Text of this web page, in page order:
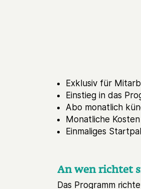
Exklusiv für
Einstieg in das
Abo monatlich
Monatliche
Einmaliges
An wen richtet
Das Programm